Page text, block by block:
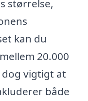
størrelse,
kan du
20.000
dog vigtigt at
både